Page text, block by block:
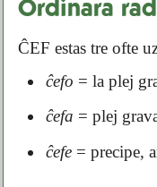
Ordinara
ĈEF estas tre ofte
ĉefo = la plej
ĉefa = plej
ĉefe= precipe,